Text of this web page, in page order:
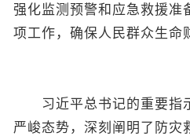
强化监测预警和应急救援准
项工作，确保人民群众生命
习近平总书记的重要指
严峻态势，深刻阐明了防灾